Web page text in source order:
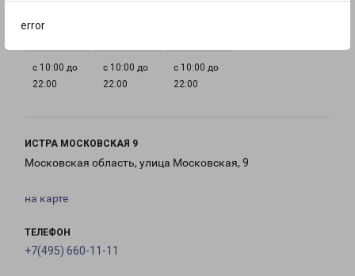
error
с 10:00 до
22:00
с 10:00 до
22:00
с 10:00 до
22:00
ИСТРА МОСКОВСКАЯ 9
Московская область, улица Московская, 9
на карте
ТЕЛЕФОН
+7(495) 660-11-11